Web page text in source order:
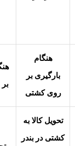
هنگام
بارگیری بر
روی کشتی
تحویل کالا به
کشتی در بندر